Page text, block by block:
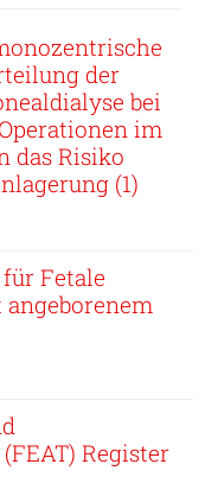
der
bei
im
das Risiko
(1)
Fetale
Register